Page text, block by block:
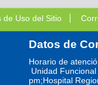
de Uso del Sitio
Datos de
Horario de
Unidad
pm;Hospital